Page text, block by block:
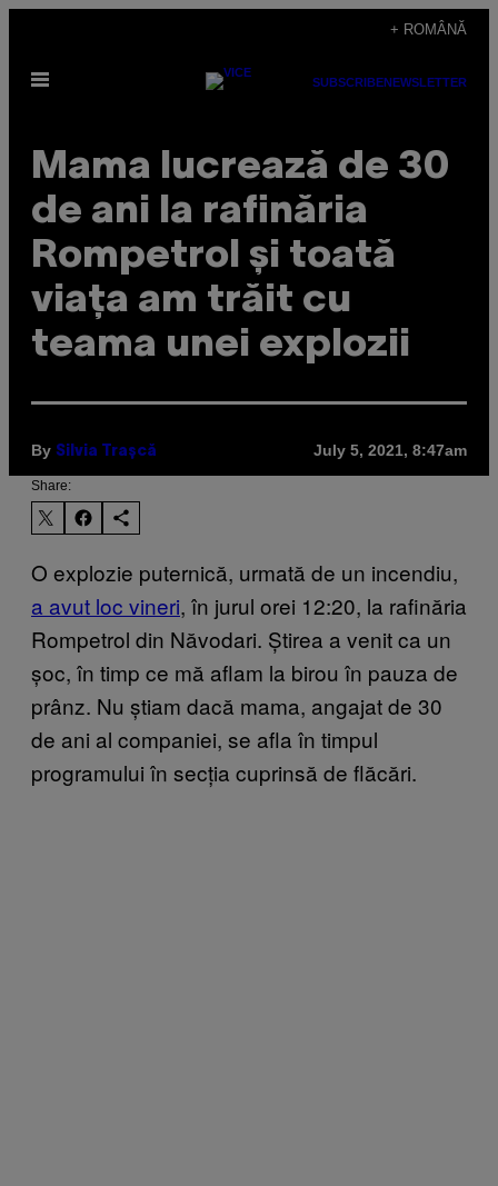
content
+ ROMÂNĂ
Open
SUBSCRIBENEWSLETTER
Mama lucrează de 30
de ani la rafinăria
Rompetrol și toată
viața am trăit cu
teama unei explozii
By Silvia Trașcă July 5, 2021, 8:47am
Share:
O explozie puternică, urmată de un incendiu,
a avut loc vineri, în jurul orei 12:20, la rafinăria
Rompetrol din Năvodari. Știrea a venit ca un
șoc, în timp ce mă aflam la birou în pauza de
prânz. Nu știam dacă mama, angajat de 30
de ani al companiei, se afla în timpul
programului în secția cuprinsă de flăcări.